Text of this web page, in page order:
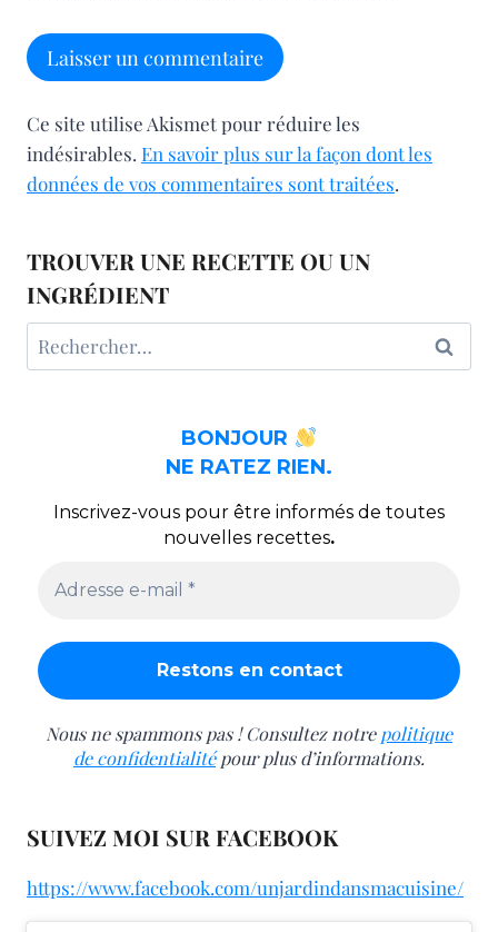
Ce site utilise Akismet pour réduire les
indésirables. En savoir plus sur la façon dont les
données de vos commentaires sont traitées.
TROUVER UNE RECETTE OU UN
INGRÉDIENT
Rechercher :
BONJOUR
NE RATEZ RIEN.
Inscrivez-vous pour être informés de toutes
nouvelles recettes.
Nous ne spammons pas ! Consultez notre politique
de confidentialitépour plus d’informations.
SUIVEZ MOI SUR FACEBOOK
https://www.facebook.com/unjardindansmacuisine/